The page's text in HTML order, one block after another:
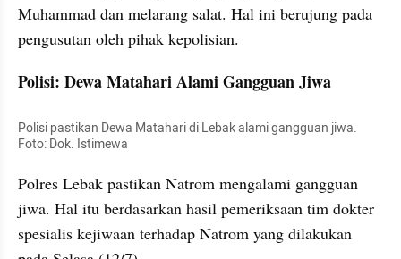
Muhammad dan melarang salat. Hal ini berujung pada
pengusutan oleh pihak kepolisian.
Polisi: Dewa Matahari Alami Gangguan Jiwa
Polisi pastikan Dewa Matahari di Lebak alami gangguan jiwa.
Foto: Dok. Istimewa
Polres Lebak pastikan Natrom mengalami gangguan
jiwa. Hal itu berdasarkan hasil pemeriksaan tim dokter
spesialis kejiwaan terhadap Natrom yang dilakukan